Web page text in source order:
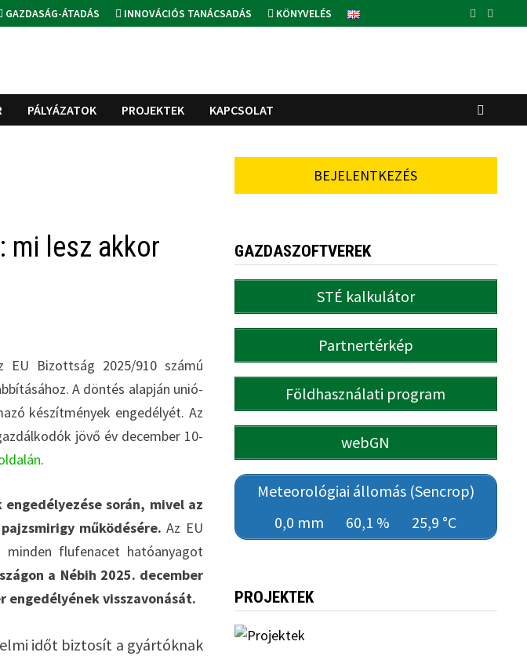
GAZDASÁG-ÁTADÁS INNOVÁCIÓS TANÁCSADÁS KÖNYVELÉS
PÁLYÁZATOK PROJEKTEK KAPCSOLAT
mi lesz akkor
Bizottság 2025/910 számú
A döntés alapján unió-
készítmények engedélyét. Az
jövő év december 10-
.
során, mivel az
működésére. Az EU
minden flufenacet hatóanyagot
a Nébih 2025. december
visszavonását.
időt biztosít a gyártóknak
BEJELENTKEZÉS
GAZDASZOFTVEREK
STÉ kalkulátor
Partnertérkép
Földhasználati program
webGN
Meteorológiai állomás (Sencrop)
0,0 mm
60,1 % 25,9 °C
PROJEKTEK